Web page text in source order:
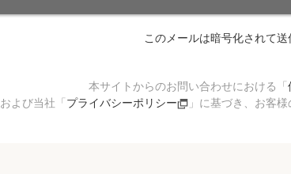
このメールは暗号化されて送
本サイトからのお問い合わせにおける「
および当社「 プライバシーポリシー 」に基づき、お客